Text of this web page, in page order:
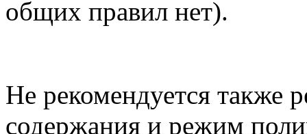
общих правил нет).
Не рекомендуется также
содержания и режим